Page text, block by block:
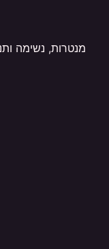
מנטרות, נשימה